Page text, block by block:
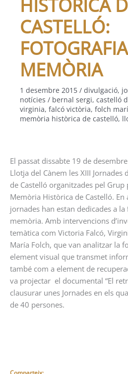
HISTÒRICA
CASTELLÓ:
MEMÒRIA
1 desembre 2015 / divulgació,
notícies / bernal sergi, castelló
virginia, falcó victòria, folch
memòria històrica de castelló,
El passat dissabte 19 de
Llotja del Cànem les XIII Jornades
de Castelló organitzades pel Grup
Memòria Històrica de Castelló. En
jornades han estan dedicades a
memòria. Amb intervencions
temàtica com Victoria Falcó,
María Folch, que van analitzar la
element visual que transmet
també com a element de
va projectar el documental “El
clausurar unes Jornades en els
de 40 persones.